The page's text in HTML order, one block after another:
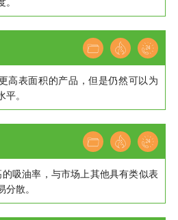
高表面积的产品，但是仍然可以为
。
吸油率，与市场上其他具有类似表
散。